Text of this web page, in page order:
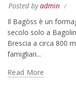
Posted byadmin
Il Bagòss è un
secolo solo a
Brescia a circa 800
famigliari...
Read More